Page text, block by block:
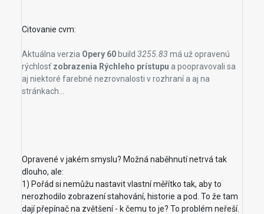
Citovanie cvm:
Aktuálna verzia Opery 60build 3255.83 má už opravenú
rýchlosť zobrazenia Rýchleho prístupu a poopravovali sa
aj niektoré farebné nezrovnalosti v rozhraní a aj na
stránkach...
Opravené v jakém smyslu? Možná naběhnutí netrvá tak
dlouho, ale:
1) Pořád si nemůžu nastavit vlastní měřítko tak, aby to
nerozhodilo zobrazení stahování, historie a pod. To že tam
dají přepínač na zvětšení - k čemu to je? To problém neřeší.